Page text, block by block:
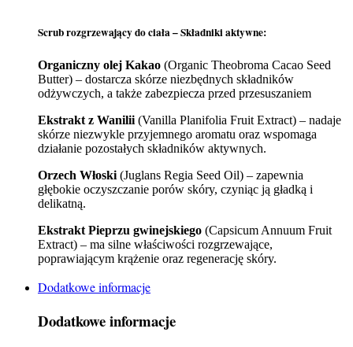
Scrub rozgrzewający do ciała – Składniki aktywne:
Organiczny olej Kakao (Organic Theobroma Cacao Seed
Butter) – dostarcza skórze niezbędnych składników
odżywczych, a także zabezpiecza przed przesuszaniem
Ekstrakt z Wanilii (Vanilla Planifolia Fruit Extract) – nadaje
skórze niezwykle przyjemnego aromatu oraz wspomaga
działanie pozostałych składników aktywnych.
Orzech Włoski (Juglans Regia Seed Oil) – zapewnia
głębokie oczyszczanie porów skóry, czyniąc ją gładką i
delikatną.
Ekstrakt Pieprzu gwinejskiego (Capsicum Annuum Fruit
Extract) – ma silne właściwości rozgrzewające,
poprawiającym krążenie oraz regenerację skóry.
Dodatkowe informacje
Dodatkowe informacje